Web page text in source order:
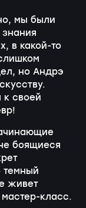
мы были
в какой-то
но Андрэ
к своей
боящиеся
темный
живет
класс.